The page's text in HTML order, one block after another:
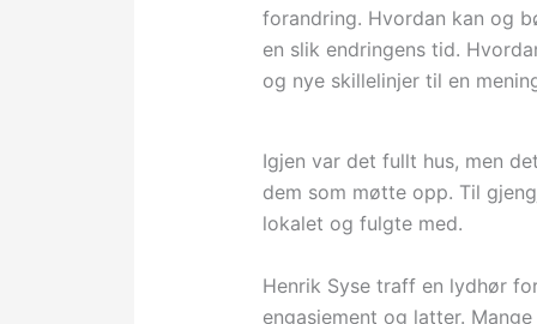
forandring. Hvordan kan og
en slik endringens tid.
og nye skillelinjer til en
Igjen var det fullt hus, men
dem som møtte opp. Til
lokalet og fulgte med.
Henrik Syse traff en lydhør
engasjement og latter.